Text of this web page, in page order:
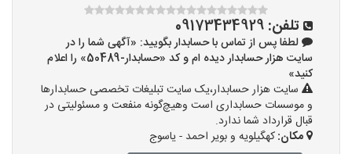
تلفن: 09173434929
لطفا پس از تماس با حسابدار بگویید: «آگهی شما را در
سایت هزار حسابدار دیده ام و کد «حسابدار-50489» را اعلام
کنید»
سایت هزار حسابدار،یک سایت تبلیغات تخصصی حسابدارها
و موسسات حسابداری است وهیچ‌گونه منفعت و مسئولیتی در
قبال قرارداد شما ندارد.
مکان:کهگیلویه و بویر احمد - یاسوج